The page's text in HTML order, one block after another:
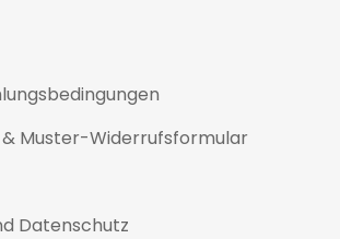
Muster-Widerrufsformular
Datenschutz